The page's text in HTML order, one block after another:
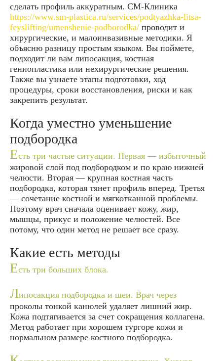
сделать профиль аккуратным. СМ-Клиника
https://www.sm-plastica.ru/services/podtyazhka-litsa-
feyslifting/umenshenie-podborodka/ проводит и
хирургические, и малоинвазивные методики. Я
объясню разницу простым языком. Вы поймете,
подходит ли вам липосакция, костная
гениопластика или нехирургические решения.
Также вы узнаете этапы подготовки, ход
процедуры, сроки восстановления, риски и как
закрепить результат.
Когда уместно уменьшение
подбородка
Есть три частые ситуации. Первая — избыточный
жировой слой под подбородком и по краю нижней
челюсти. Вторая — крупная костная часть
подбородка, которая тянет профиль вперед. Третья
— сочетание костной и мягкотканной проблемы.
Поэтому врач сначала оценивает кожу, жир,
мышцы, прикус и положение челюстей. Все
потому, что один метод не решает все сразу.
Какие есть методы
Есть три больших блока.
Липосакция подбородка и шеи. Врач через
проколы тонкой канюлей удаляет лишний жир.
Кожа подтягивается за счет сокращения коллагена.
Метод работает при хорошем тургоре кожи и
нормальном размере костного подбородка.